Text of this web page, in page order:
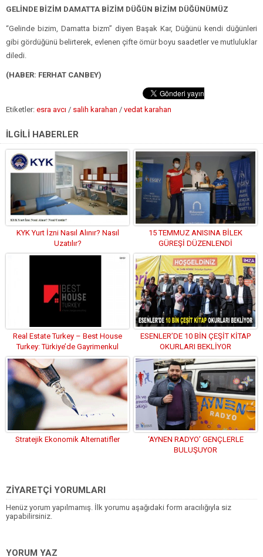
GELİNDE BİZİM DAMATTA BİZİM DÜĞÜN BİZİM DÜĞÜNÜMÜZ
“Gelinde bizim, Damatta bizm” diyen Başak Kar, Düğünü kendi düğünleri
gibi gördüğünü belirterek, evlenen çifte ömür boyu saadetler ve mutluluklar
diledi.
(HABER: FERHAT CANBEY)
Etiketler: esra avcı / salih karahan / vedat karahan
İLGİLİ HABERLER
KYK Yurt İzni Nasıl Alınır? Nasıl
Uzatılır?
15 TEMMUZ ANISINA BİLEK
GÜREŞİ DÜZENLENDİ
Real Estate Turkey – Best House
Turkey: Türkiye’de Gayrimenkul
Yatırımı ve Gelecek Trendleri
ESENLER’DE 10 BİN ÇEŞİT KİTAP
OKURLARI BEKLİYOR
Stratejik Ekonomik Alternatifler
‘AYNEN RADYO’ GENÇLERLE
BULUŞUYOR
ZİYARETÇİ YORUMLARI
Henüz yorum yapılmamış. İlk yorumu aşağıdaki form aracılığıyla siz
yapabilirsiniz.
YORUM YAZ